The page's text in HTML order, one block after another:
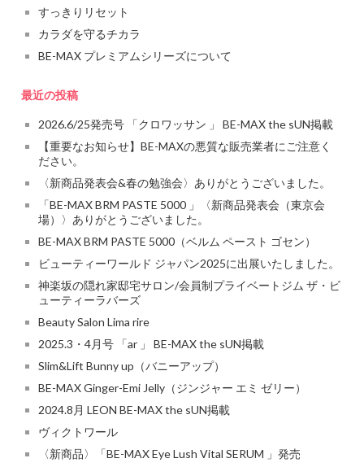
すっきりリセット
カラダを守るチカラ
BE-MAX プレミアムシリーズについて
最近の投稿
2026.6/25発売号 「クロワッサン 」 BE-MAX the sUN掲載
【重要なお知らせ】BE-MAXの悪質な販売業者にご注意く
ださい。
〈新商品発表会&春の勉強会〉ありがとうございました。
「BE-MAX BRM PASTE 5000 」〈新商品発表会（東京会
場）〉ありがとうございました。
BE-MAX BRM PASTE 5000（ベルム ペースト ゴセン）
ビューティーワールド ジャパン2025に出展いたしました。
神楽坂の隠れ家邸宅サロン/会員制プライベートジム ザ・ビ
ューティーラバーズ
Beauty Salon Lima rire
2025.3・4月号 「ar 」 BE-MAX the sUN掲載
Slim&Lift Bunny up（バニーアップ）
BE-MAX Ginger-Emi Jelly（ジンジャー エミ ゼリー）
2024.8月 LEON BE-MAX the sUN掲載
ヴィクトワール
〈新商品〉「BE-MAX Eye Lush Vital SERUM 」発売